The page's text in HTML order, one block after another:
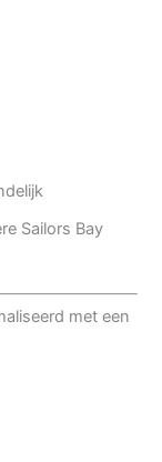
Sailors Bay
met een